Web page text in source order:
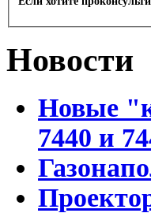
Новости
Новые
7440 и